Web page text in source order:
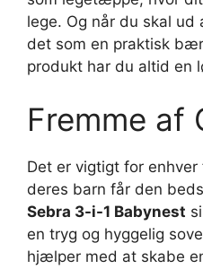
lege. Og når du skal
det som en praktisk
produkt har du altid en
Fremme af
Det er vigtigt for
deres barn får den
Sebra 3-i-1 Babynest
en tryg og hyggelig
hjælper med at skabe